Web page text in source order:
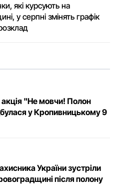
які курсують на
у серпні змінять графік
"Не мовчи! Полон
у Кропивницькому 9
України зустріли
після полону